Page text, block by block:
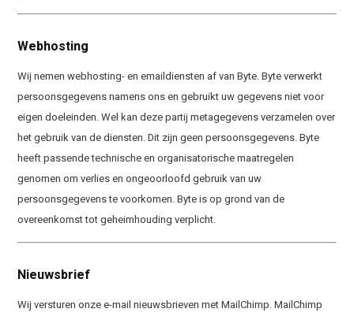
Webhosting
Wij nemen webhosting- en emaildiensten af van Byte. Byte verwerkt
persoonsgegevens namens ons en gebruikt uw gegevens niet voor
eigen doeleinden. Wel kan deze partij metagegevens verzamelen over
het gebruik van de diensten. Dit zijn geen persoonsgegevens. Byte
heeft passende technische en organisatorische maatregelen
genomen om verlies en ongeoorloofd gebruik van uw
persoonsgegevens te voorkomen. Byte is op grond van de
overeenkomst tot geheimhouding verplicht.
Nieuwsbrief
Wij versturen onze e-mail nieuwsbrieven met MailChimp. MailChimp